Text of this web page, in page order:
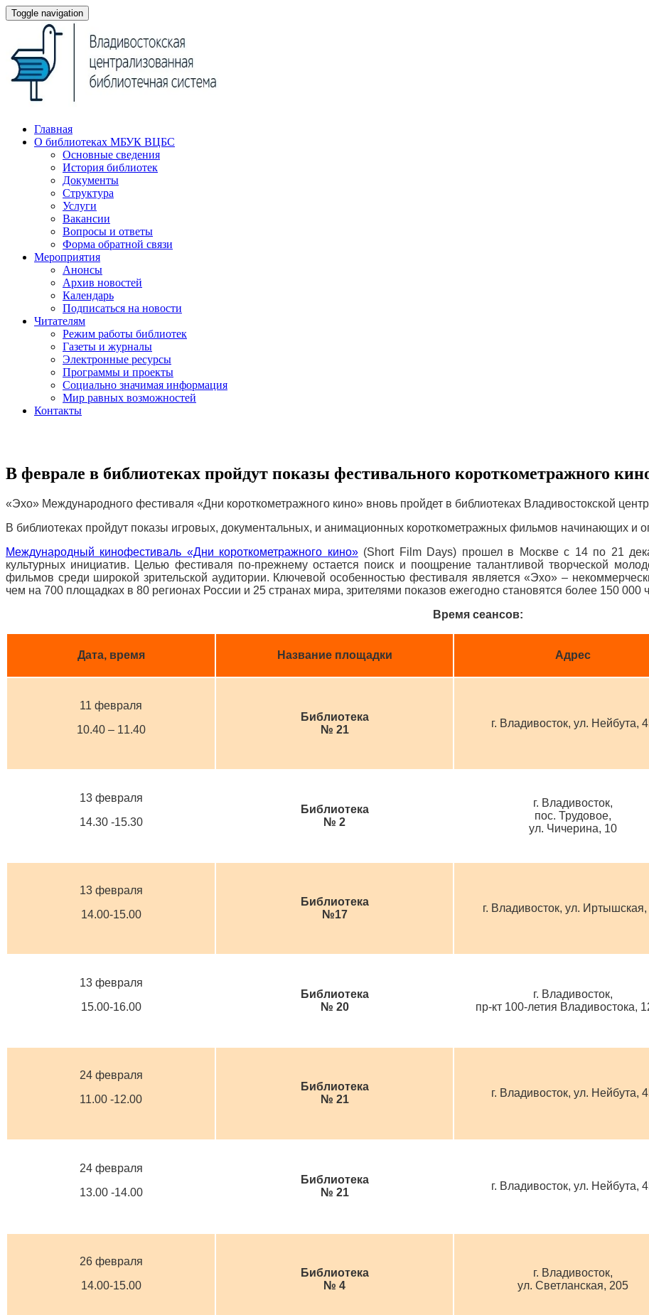
Toggle navigation
Главная
О библиотеках МБУК ВЦБС
Основные сведения
История библиотек
Документы
Структура
Услуги
Вакансии
Вопросы и ответы
Форма обратной связи
Мероприятия
Анонсы
Архив новостей
Календарь
Подписаться на новости
Читателям
Режим работы библиотек
Газеты и журналы
Электронные ресурсы
Программы и проекты
Социально значимая информация
Мир равных возможностей
Контакты
В феврале в библиотеках пройдут показы фестивального короткометражного
«Эхо» Международного фестиваля «Дни короткометражного кино» вновь пройдет в библиотеках Владивостокской
В библиотеках пройдут показы игровых, документальных, и анимационных короткометражных фильмов начинающих
Международный кинофестиваль «Дни короткометражного кино»(Short Film Days) прошел в Москве с 14 по 21
культурных инициатив. Целью фестиваля по-прежнему остается поиск и поощрение талантливой творческой
фильмов среди широкой зрительской аудитории. Ключевой особенностью фестиваля является «Эхо» –
чем на 700 площадках в 80 регионах России и 25 странах мира, зрителями показов ежегодно становятся более 150 000
Время сеансов:
Дата, время Название площадки Адрес
11 февраля
10.40 – 11.40
Библиотека
№ 21
г. Владивосток, ул. Нейбута,
13 февраля
14.30 -15.30
Библиотека
№ 2
г. Владивосток,
пос. Трудовое,
ул. Чичерина, 10
13 февраля
14.00-15.00
Библиотека
№17
г. Владивосток, ул. Иртышская,
13 февраля
15.00-16.00
Библиотека
№ 20
г. Владивосток,
пр-кт 100-летия Владивостока,
24 февраля
11.00 -12.00
Библиотека
№ 21
г. Владивосток, ул. Нейбута,
24 февраля
13.00 -14.00
Библиотека
№ 21
г. Владивосток, ул. Нейбута,
26 февраля
14.00-15.00
Библиотека
№ 4
г. Владивосток,
ул. Светланская, 205